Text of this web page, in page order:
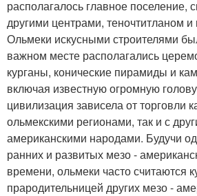
располагалось главное поселение,
другими центрами, теночтитланом и
Ольмеки искусными строителями
важном месте располагались
курганы, конические пирамиды и
включая известную огромную
цивилизация зависела от торговли
ольмекскими регионами, так и с
американскими народами. Будучи
ранних и развитых мезо -
времени, ольмеки часто считаются
прародительницей других мезо -